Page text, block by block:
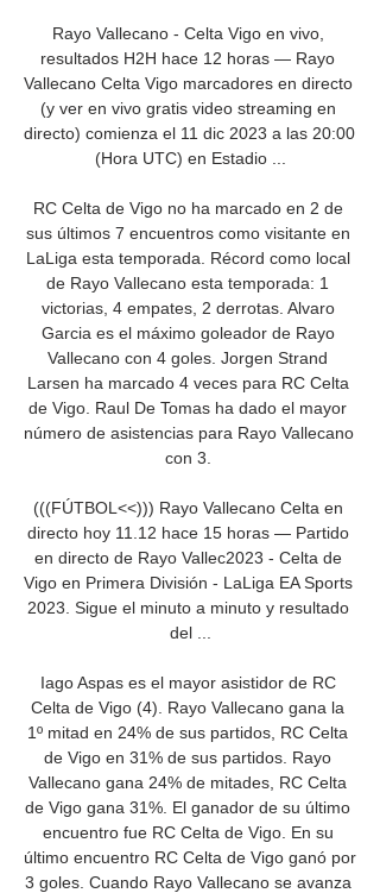
Rayo Vallecano - Celta Vigo en vivo,
resultados H2H hace 12 horas — Rayo
Vallecano Celta Vigo marcadores en directo
(y ver en vivo gratis video streaming en
directo) comienza el 11 dic 2023 a las 20:00
(Hora UTC) en Estadio ...
RC Celta de Vigo no ha marcado en 2 de
sus últimos 7 encuentros como visitante en
LaLiga esta temporada. Récord como local
de Rayo Vallecano esta temporada: 1
victorias, 4 empates, 2 derrotas. Alvaro
Garcia es el máximo goleador de Rayo
Vallecano con 4 goles. Jorgen Strand
Larsen ha marcado 4 veces para RC Celta
de Vigo. Raul De Tomas ha dado el mayor
número de asistencias para Rayo Vallecano
con 3.
(((FÚTBOL<<))) Rayo Vallecano Celta en
directo hoy 11.12 hace 15 horas — Partido
en directo de Rayo Vallec2023 - Celta de
Vigo en Primera División - LaLiga EA Sports
2023. Sigue el minuto a minuto y resultado
del ...
Iago Aspas es el mayor asistidor de RC
Celta de Vigo (4). Rayo Vallecano gana la
1º mitad en 24% de sus partidos, RC Celta
de Vigo en 31% de sus partidos. Rayo
Vallecano gana 24% de mitades, RC Celta
de Vigo gana 31%. El ganador de su último
encuentro fue RC Celta de Vigo. En su
último encuentro RC Celta de Vigo ganó por
3 goles. Cuando Rayo Vallecano se avanza